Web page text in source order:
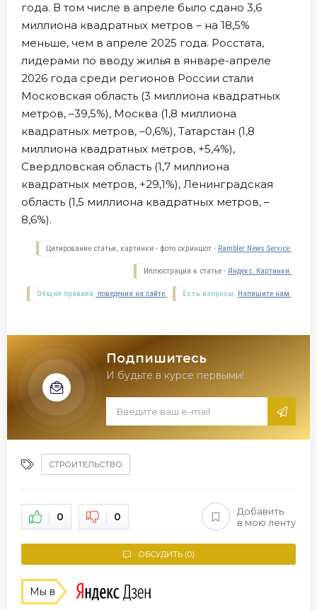
года. В том числе в апреле было сдано 3,6
миллиона квадратных метров – на 18,5%
меньше, чем в апреле 2025 года. Росстата,
лидерами по вводу жилья в январе-апреле
2026 года среди регионов России стали
Московская область (3 миллиона квадратных
метров, –39,5%), Москва (1,8 миллиона
квадратных метров, –0,6%), Татарстан (1,8
миллиона квадратных метров, +5,4%),
Свердловская область (1,7 миллиона
квадратных метров, +29,1%), Ленинградская
область (1,5 миллиона квадратных метров, –
8,6%).
Цитирование статьи, картинки - фото скриншот - Rambler News Service.
Иллюстрация к статье - Яндекс. Картинки.
Есть вопросы. Напишите нам.
Общие правила поведения на сайте.
Подпишитесь
И будьте в курсе первыми!
СТРОИТЕЛЬСТВО
0 0
Добавить
в мою ленту
ОБСУДИТЬ (0)
Мы в